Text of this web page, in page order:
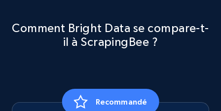
Comment Bright Data se compare-t-
il à ScrapingBee ?
Recommandé